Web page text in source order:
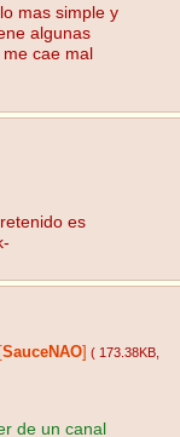
mas simple y
algunas
cae mal
es
SauceNAO ( 173.38KB
de un canal